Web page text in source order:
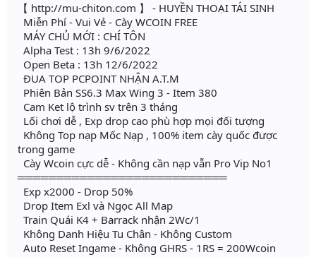
【 http://mu-chiton.com 】 - HUYỀN THOẠI TÁI SINH
Miễn Phí - Vui Vẻ - Cày WCOIN FREE
MÁY CHỦ MỚI : CHÍ TÔN
Alpha Test : 13h 9/6/2022
Open Beta : 13h 12/6/2022
ĐUA TOP PCPOINT NHẬN A.T.M
Phiên Bản SS6.3 Max Wing 3 - Item 380
Cam Ket lộ trình sv trên 3 tháng
Lối chơi dễ , Exp drop cao phù hợp mọi đối tượng
Không Top nạp Mốc Nạp , 100% item cày quốc được
trong game
Cày Wcoin cực dễ - Không cần nạp vẫn Pro Vip No1
═══════════════════════════
Exp x2000 - Drop 50%
Drop Item Exl và Ngọc All Map
Train Quái K4 + Barrack nhận 2Wc/1
Không Danh Hiệu Tu Chân - Không Custom
Auto Reset Ingame - Không GHRS - 1RS = 200Wcoin